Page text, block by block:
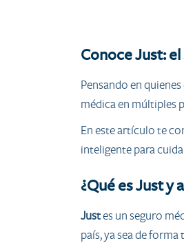
Conoce Just:
Pensando en
médica en múltiples
En este artículo te
inteligente para
¿Qué es Just y
Justes un seguro
país, ya sea de